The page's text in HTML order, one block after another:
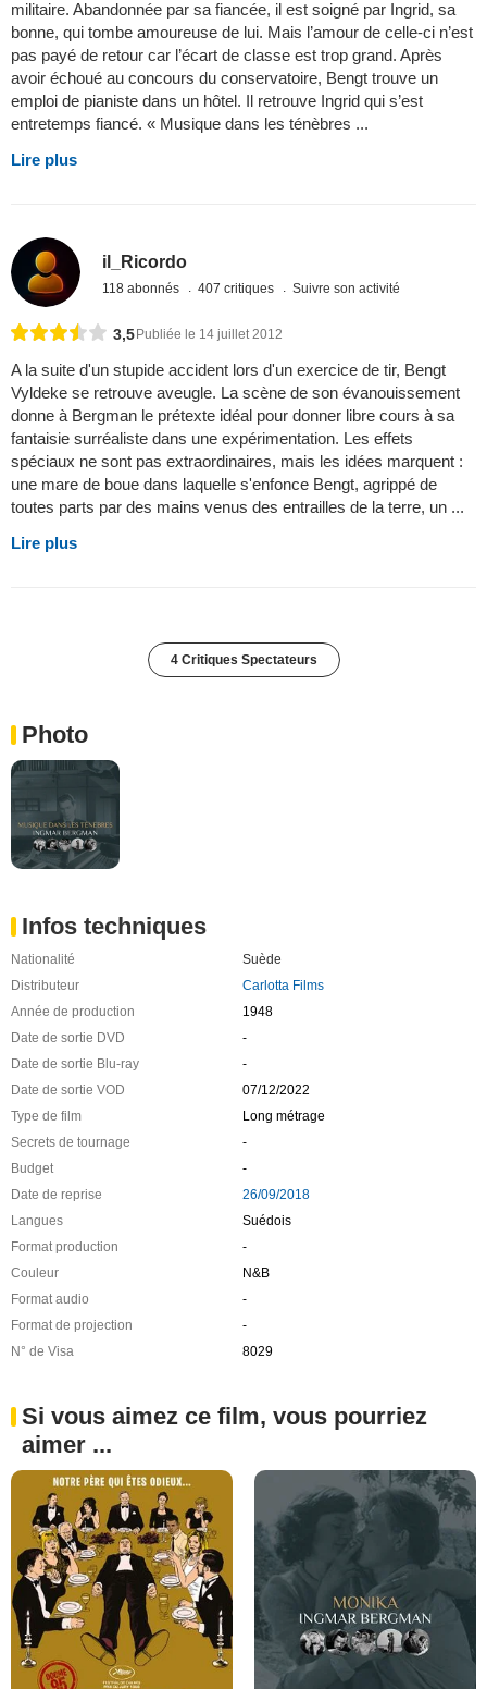
militaire. Abandonnée par sa fiancée, il est soigné par Ingrid, sa
bonne, qui tombe amoureuse de lui. Mais l’amour de celle-ci n’est
pas payé de retour car l’écart de classe est trop grand. Après
avoir échoué au concours du conservatoire, Bengt trouve un
emploi de pianiste dans un hôtel. Il retrouve Ingrid qui s’est
entretemps fiancé. « Musique dans les ténèbres ...
Lire plus
il_Ricordo
118 abonnés 407 critiques Suivre son activité
3,5 Publiée le 14 juillet 2012
A la suite d'un stupide accident lors d'un exercice de tir, Bengt
Vyldeke se retrouve aveugle. La scène de son évanouissement
donne à Bergman le prétexte idéal pour donner libre cours à sa
fantaisie surréaliste dans une expérimentation. Les effets
spéciaux ne sont pas extraordinaires, mais les idées marquent :
une mare de boue dans laquelle s'enfonce Bengt, agrippé de
toutes parts par des mains venus des entrailles de la terre, un ...
Lire plus
4 Critiques Spectateurs
Photo
Infos techniques
Nationalité
Suède
Distributeur
Carlotta Films
Année de production
1948
Date de sortie DVD
-
Date de sortie Blu-ray
-
Date de sortie VOD
07/12/2022
Type de film
Long métrage
Secrets de tournage
-
Budget
-
Date de reprise
26/09/2018
Langues
Suédois
Format production
-
Couleur
N&B
Format audio
-
Format de projection
-
N° de Visa
8029
Si vous aimez ce film, vous pourriez
aimer ...